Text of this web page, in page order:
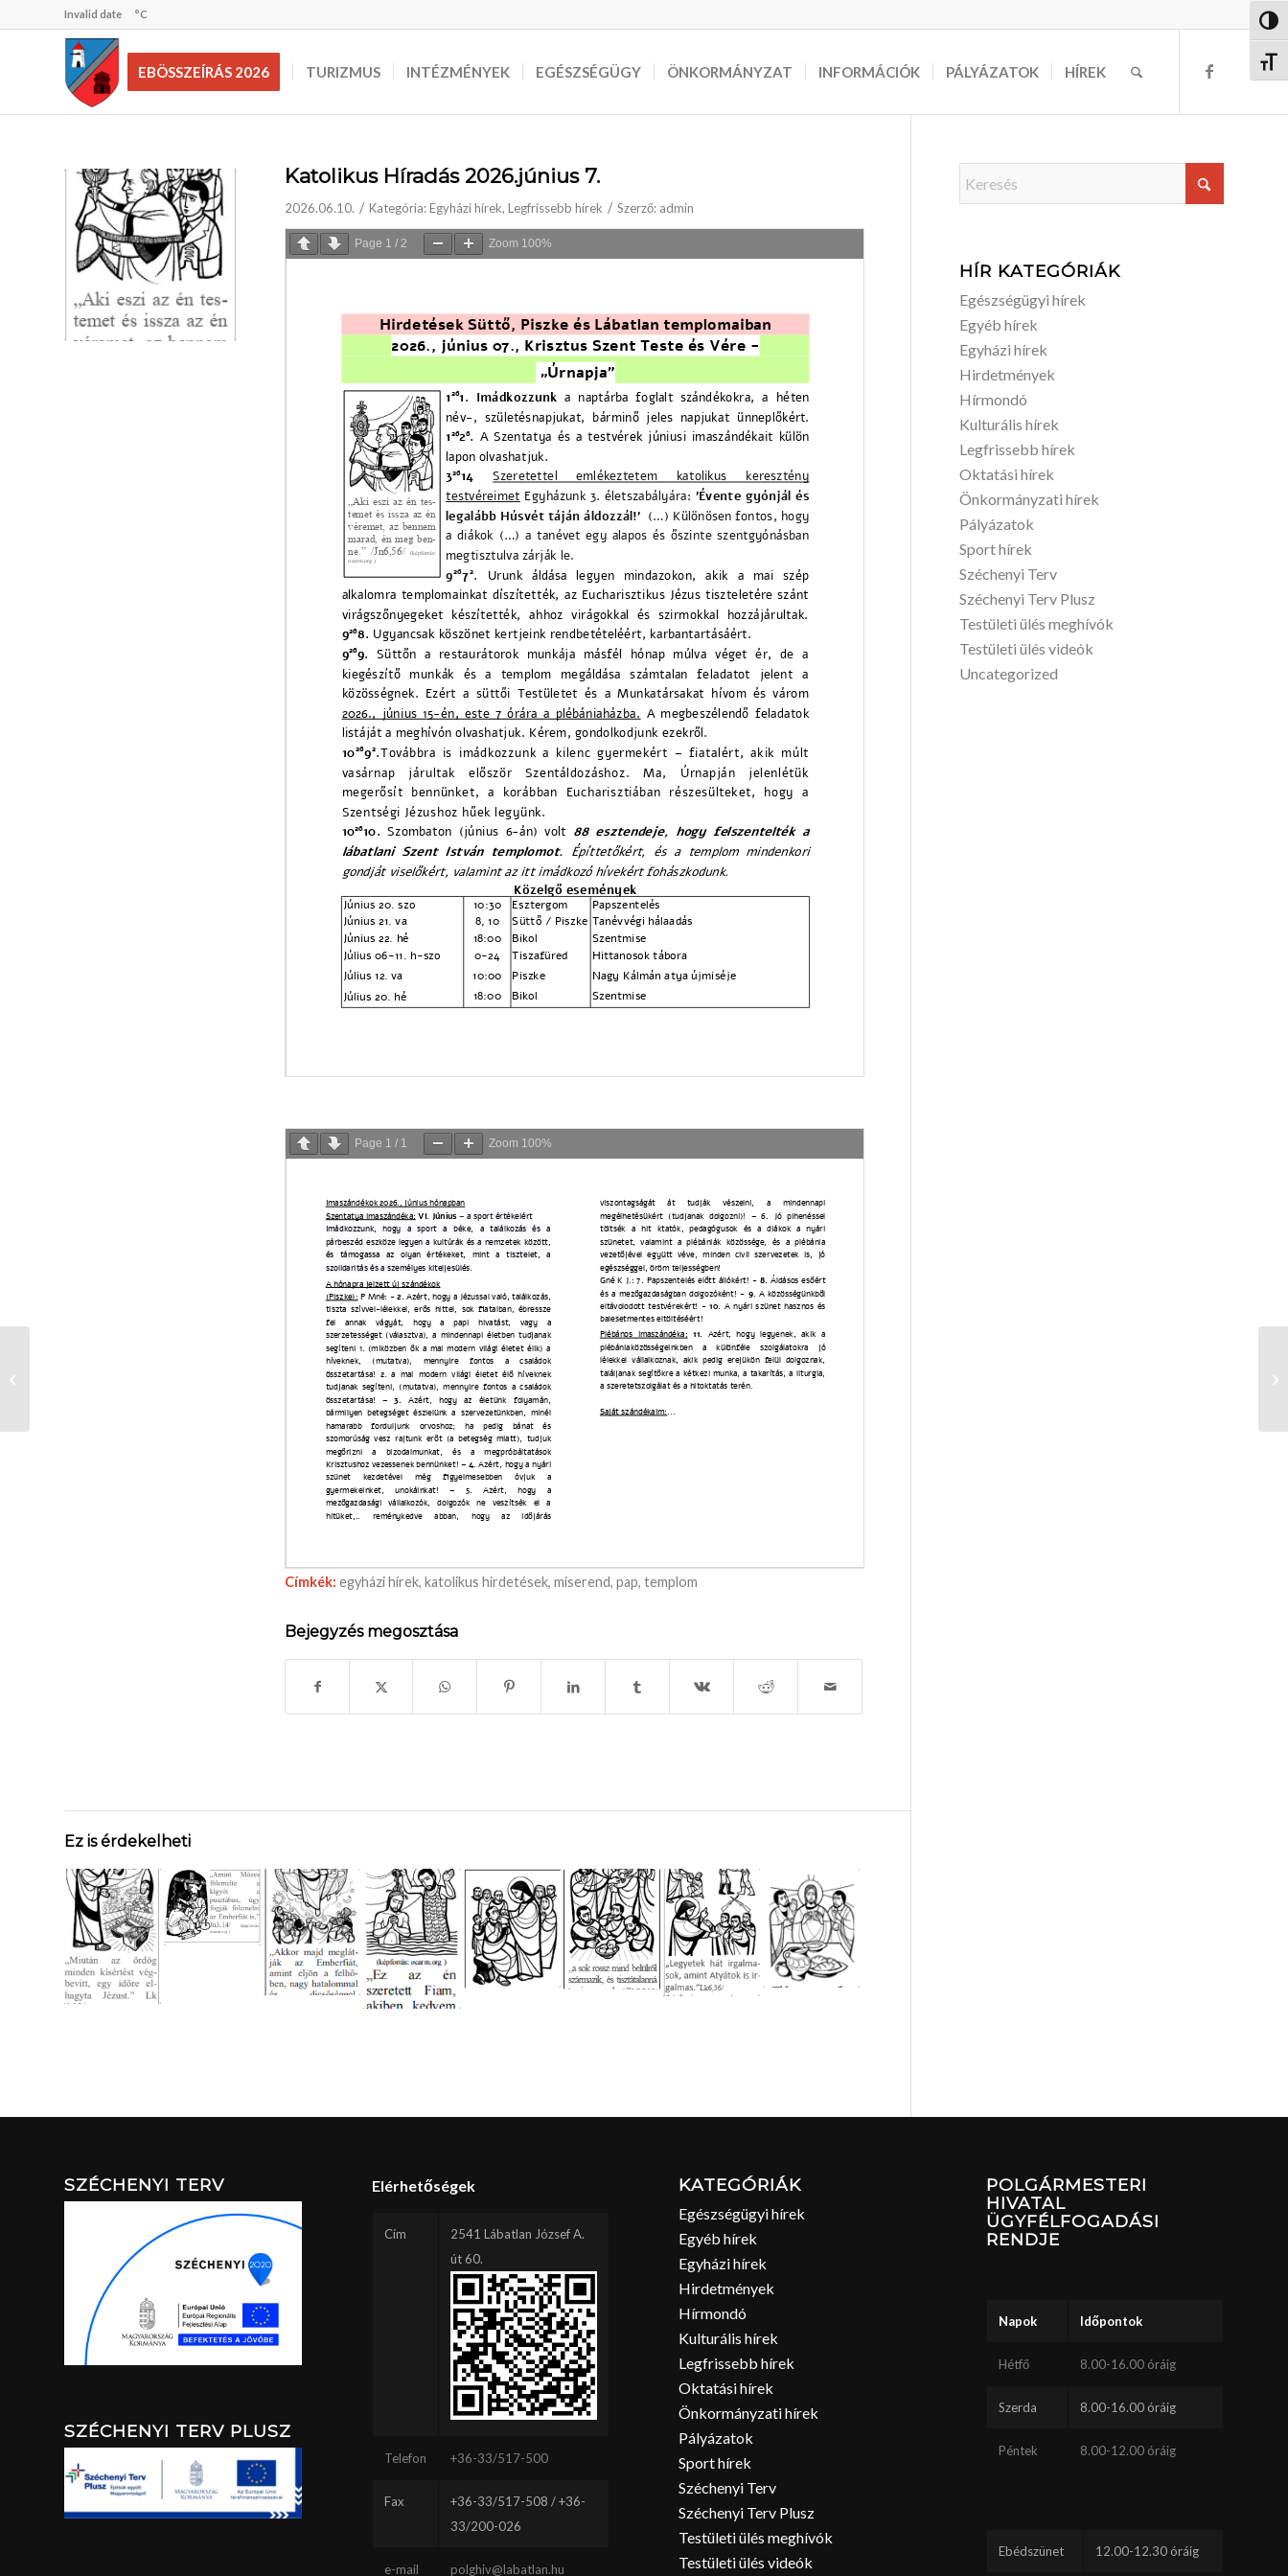
Invalid date °C
EBÖSSZEÍRÁS 2026 TURIZMUS INTÉZMÉNYEK EGÉSZSÉGÜGY ÖNKORMÁNYZAT INFORMÁCIÓK PÁLYÁZATOK HÍREK
Katolikus Híradás 2026.június 7.
2026.06.10. / Kategória:Egyházi hírek, Legfrissebb hírek / Szerző: admin
Page 1 / 2 Zoom 100%
Page 1 / 1 Zoom 100%
Címkék: egyházi hírek, katolikus hirdetések, miserend, pap, templom
Bejegyzés megosztása
Ez is érdekelheti
HÍR KATEGÓRIÁK
Egészségügyi hírek
Egyéb hírek
Egyházi hírek
Hirdetmények
Hírmondó
Kulturális hírek
Legfrissebb hírek
Oktatási hírek
Önkormányzati hírek
Pályázatok
Sport hírek
Széchenyi Terv
Széchenyi Terv Plusz
Testületi ülés meghívók
Testületi ülés videók
Uncategorized
SZÉCHENYI TERV
SZÉCHENYI TERV PLUSZ
Elérhetőségek
Cím
2541 Lábatlan József A.
út 60.
Telefon +36-33/517-500
Fax
+36-33/517-508 / +36-
33/200-026
e-mail polghiv@labatlan.hu
KATEGÓRIÁK
Egészségügyi hírek
Egyéb hírek
Egyházi hírek
Hirdetmények
Hírmondó
Kulturális hírek
Legfrissebb hírek
Oktatási hírek
Önkormányzati hírek
Pályázatok
Sport hírek
Széchenyi Terv
Széchenyi Terv Plusz
Testületi ülés meghívók
Testületi ülés videók
POLGÁRMESTERI
HIVATAL
ÜGYFÉLFOGADÁSI
RENDJE
Napok Időpontok
Hétfő 8.00-16.00 óráig
Szerda 8.00-16.00 óráig
Péntek 8.00-12.00 óráig
Ebédszünet 12.00-12.30 óráig